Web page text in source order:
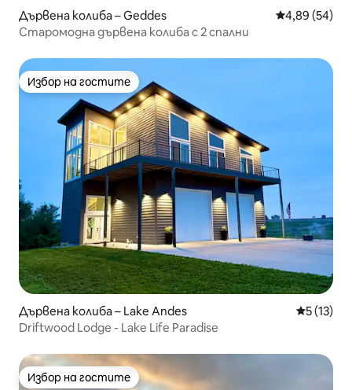
Дървена колиба – Geddes Средна
4,89 (54)
Старомодна дървена колиба с 2 спални
Избор на гостите
Избор на гостите
Дървена колиба – Lake Andes Средна
5 (13)
Driftwood Lodge - Lake Life Paradise
Избор на гостите
Избор на гостите